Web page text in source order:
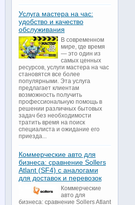
Услуга мастера на час:
удобство и качество
обслуживания
В современном
мире, где время
— это один из
самых ценных
ресурсов, услуги мастера на час
становятся все более
популярными. Эта услуга
предлагает клиентам
возможность получить
профессиональную помощь в
решении различных бытовых
задач без необходимости
тратить время на поиск
специалиста и ожидание его
приезда...
Коммерческие авто для
бизнеса: сравнение Sollers
Atlant (SF4) с аналогами
для доставок и перевозок
Коммерческие
авто для
бизнеса: сравнение Sollers Atlant